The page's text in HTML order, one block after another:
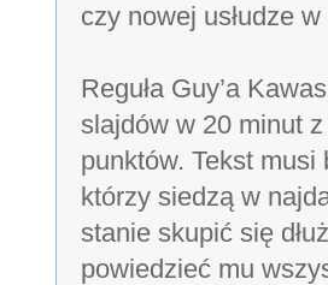
czy nowej usłudze
Reguła Guy’a
slajdów w 20 minut
punktów. Tekst musi
którzy siedzą w
stanie skupić się
powiedzieć mu